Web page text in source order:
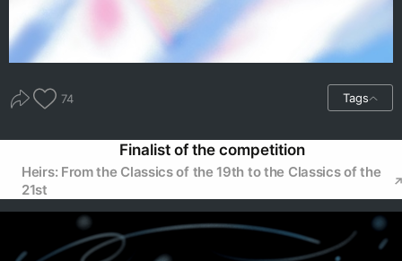
74 Tags
Finalist of the competition
Heirs: From the Classics of the 19th to the Classics of the
21st